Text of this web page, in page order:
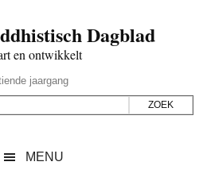
Dagblad
en ontwikkelt
jaargang
MENU